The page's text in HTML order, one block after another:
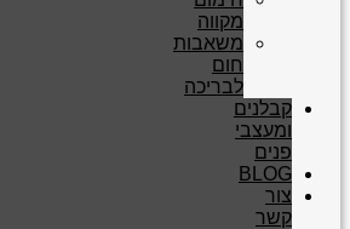
מקווה
משאבות
חום
לבריכה
קבלנים
ומעצבי
פנים
BLOG
צור
קשר